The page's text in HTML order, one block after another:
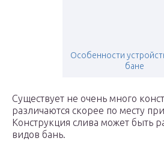
Особенности
бане
Существует не очень много
различаются скорее по месту
Конструкция слива может быть
видов бань.